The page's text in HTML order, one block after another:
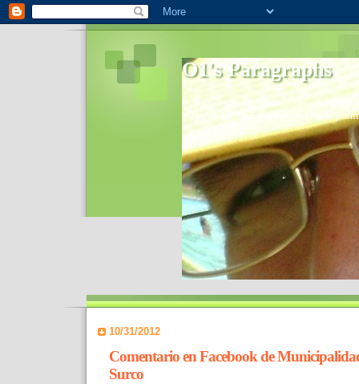
O1's Paragraphs
In 2006 I started to distribute
World- I decided to bring out those
10/31/2012
Comentario en Facebook de
Surco